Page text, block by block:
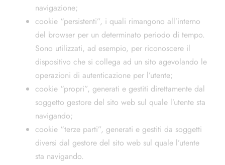
navigazione;
cookie “persistenti”, i quali rimangono all’interno
del browser per un determinato periodo di tempo.
Sono utilizzati, ad esempio, per riconoscere il
dispositivo che si collega ad un sito agevolando le
operazioni di autenticazione per l’utente;
cookie “propri”, generati e gestiti direttamente dal
soggetto gestore del sito web sul quale l’utente sta
navigando;
cookie “terze parti”, generati e gestiti da soggetti
diversi dal gestore del sito web sul quale l’utente
sta navigando.